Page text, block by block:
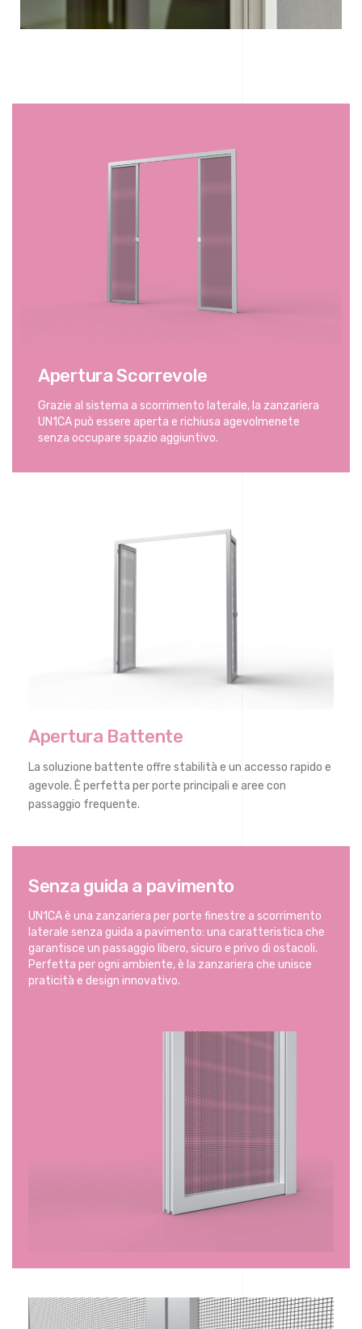
Apertura Scorrevole
Grazie al sistema a scorrimento laterale, la zanzariera
UN1CA può essere aperta e richiusa agevolmenete
senza occupare spazio aggiuntivo.
Apertura Battente
La soluzione battente offre stabilità e un accesso rapido e
agevole. È perfetta per porte principali e aree con
passaggio frequente.
Senza guida a pavimento
UN1CA è una zanzariera per porte finestre a scorrimento
laterale senza guida a pavimento: una caratteristica che
garantisce un passaggio libero, sicuro e privo di ostacoli.
Perfetta per ogni ambiente, è la zanzariera che unisce
praticità e design innovativo.